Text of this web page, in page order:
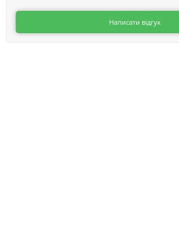
Написати відгук